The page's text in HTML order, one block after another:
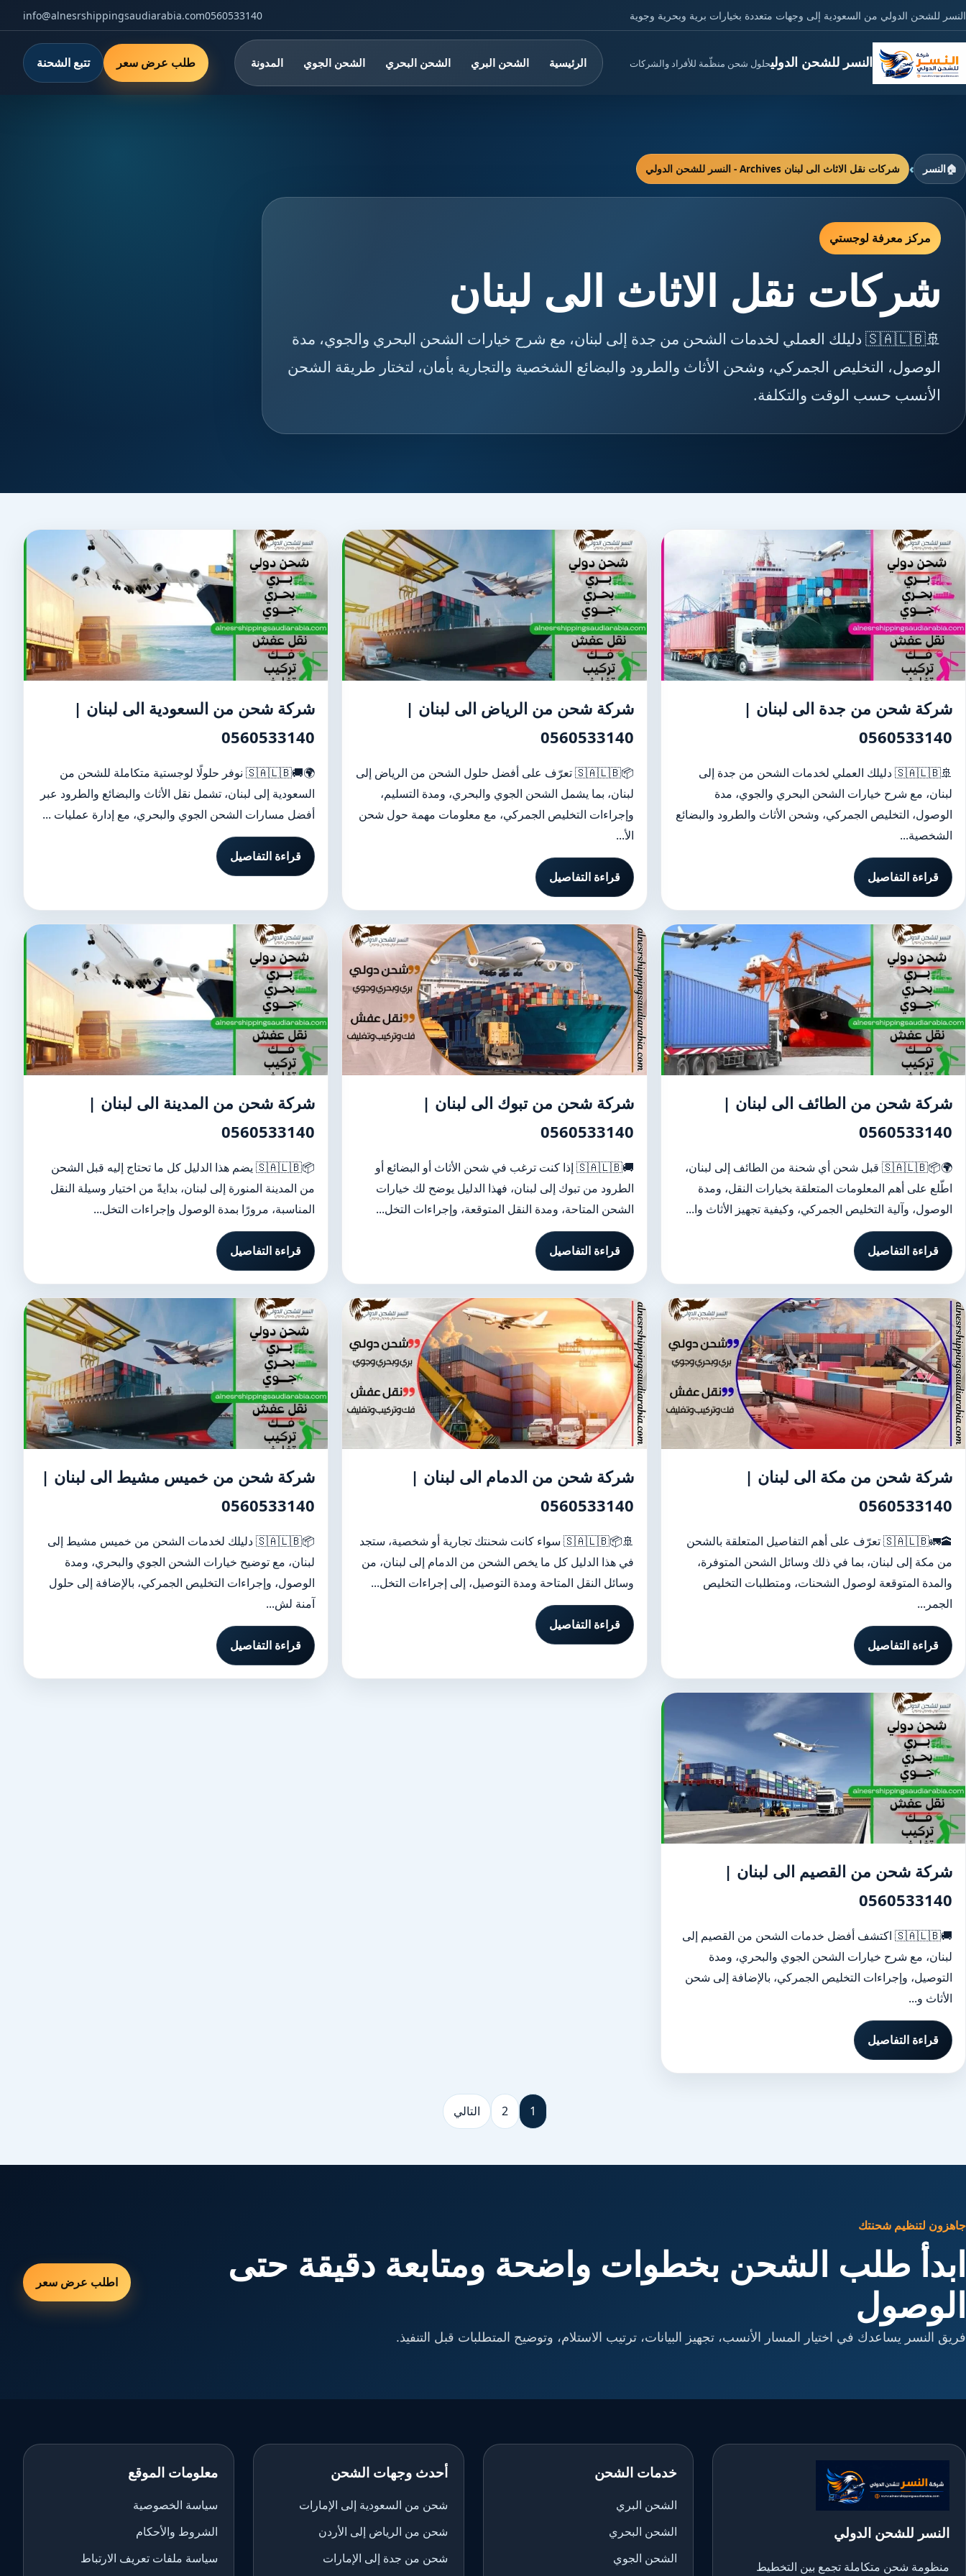
النسر للشحن الدولي من السعودية إلى وجهات متعددة بخيارات برية وبحرية وجوية 0560533140
info@alnesrshippingsaudiarabia.com
النسر للشحن الدوليحلول شحن منظّمة للأفراد والشركات الرئيسية الشحن البري الشحن البحري الشحن الجوي المدونة طلب عرض سعر تتبع الشحنة
🏠النسر › شركات نقل الاثاث الى لبنان Archives - النسر للشحن الدولي
مركز معرفة لوجستي
شركات نقل الاثاث الى لبنان
🚢🇸🇦🇱🇧 دليلك العملي لخدمات الشحن من جدة إلى لبنان، مع شرح خيارات الشحن البحري والجوي، مدة
الوصول، التخليص الجمركي، وشحن الأثاث والطرود والبضائع الشخصية والتجارية بأمان، لتختار طريقة الشحن
الأنسب حسب الوقت والتكلفة.
شركة شحن من جدة الى لبنان |
0560533140
🚢🇸🇦🇱🇧 دليلك العملي لخدمات الشحن من جدة إلى
لبنان، مع شرح خيارات الشحن البحري والجوي، مدة
الوصول، التخليص الجمركي، وشحن الأثاث والطرود والبضائع
الشخصية...
قراءة التفاصيل
شركة شحن من الرياض الى لبنان |
0560533140
📦🇸🇦🇱🇧 تعرّف على أفضل حلول الشحن من الرياض إلى
لبنان، بما يشمل الشحن الجوي والبحري، ومدة التسليم،
وإجراءات التخليص الجمركي، مع معلومات مهمة حول شحن
الأ...
قراءة التفاصيل
شركة شحن من السعودية الى لبنان |
0560533140
🌍🚚🇸🇦🇱🇧 نوفر حلولًا لوجستية متكاملة للشحن من
السعودية إلى لبنان، تشمل نقل الأثاث والبضائع والطرود عبر
أفضل مسارات الشحن الجوي والبحري، مع إدارة عمليات ...
قراءة التفاصيل
شركة شحن من الطائف الى لبنان |
0560533140
🌍📦🇸🇦🇱🇧 قبل شحن أي شحنة من الطائف إلى لبنان،
اطّلع على أهم المعلومات المتعلقة بخيارات النقل، ومدة
الوصول، وآلية التخليص الجمركي، وكيفية تجهيز الأثاث وا...
قراءة التفاصيل
شركة شحن من تبوك الى لبنان |
0560533140
🚚🇸🇦🇱🇧 إذا كنت ترغب في شحن الأثاث أو البضائع أو
الطرود من تبوك إلى لبنان، فهذا الدليل يوضح لك خيارات
الشحن المتاحة، ومدة النقل المتوقعة، وإجراءات التخل...
قراءة التفاصيل
شركة شحن من المدينة الى لبنان |
0560533140
📦🇸🇦🇱🇧 يضم هذا الدليل كل ما تحتاج إليه قبل الشحن
من المدينة المنورة إلى لبنان، بدايةً من اختيار وسيلة النقل
المناسبة، مرورًا بمدة الوصول وإجراءات التخل...
قراءة التفاصيل
شركة شحن من مكة الى لبنان |
0560533140
🕋🚛🇸🇦🇱🇧 تعرّف على أهم التفاصيل المتعلقة بالشحن
من مكة إلى لبنان، بما في ذلك وسائل الشحن المتوفرة،
والمدة المتوقعة لوصول الشحنات، ومتطلبات التخليص
الجمر...
قراءة التفاصيل
شركة شحن من الدمام الى لبنان |
0560533140
🚢📦🇸🇦🇱🇧 سواء كانت شحنتك تجارية أو شخصية، ستجد
في هذا الدليل كل ما يخص الشحن من الدمام إلى لبنان، من
وسائل النقل المتاحة ومدة التوصيل، إلى إجراءات التخل...
قراءة التفاصيل
شركة شحن من خميس مشيط الى لبنان |
0560533140
📦🇸🇦🇱🇧 دليلك لخدمات الشحن من خميس مشيط إلى
لبنان، مع توضيح خيارات الشحن الجوي والبحري، ومدة
الوصول، وإجراءات التخليص الجمركي، بالإضافة إلى حلول
آمنة لش...
قراءة التفاصيل
شركة شحن من القصيم الى لبنان |
0560533140
🚚🇸🇦🇱🇧 اكتشف أفضل خدمات الشحن من القصيم إلى
لبنان، مع شرح خيارات الشحن الجوي والبحري، ومدة
التوصيل، وإجراءات التخليص الجمركي، بالإضافة إلى شحن
الأثاث و...
قراءة التفاصيل
1
2 التالي
جاهزون لتنظيم شحنتك
ابدأ طلب الشحن بخطوات واضحة ومتابعة دقيقة حتى
الوصول
فريق النسر يساعدك في اختيار المسار الأنسب، تجهيز البيانات، ترتيب الاستلام، وتوضيح المتطلبات قبل التنفيذ.
اطلب عرض سعر
النسر للشحن الدولي
منظومة شحن متكاملة تجمع بين التخطيط
خدمات الشحن
الشحن البري
الشحن البحري
الشحن الجوي
أحدث وجهات الشحن
شحن من السعودية إلى الإمارات
شحن من الرياض إلى الأردن
شحن من جدة إلى الإمارات
معلومات الموقع
سياسة الخصوصية
الشروط والأحكام
سياسة ملفات تعريف الارتباط